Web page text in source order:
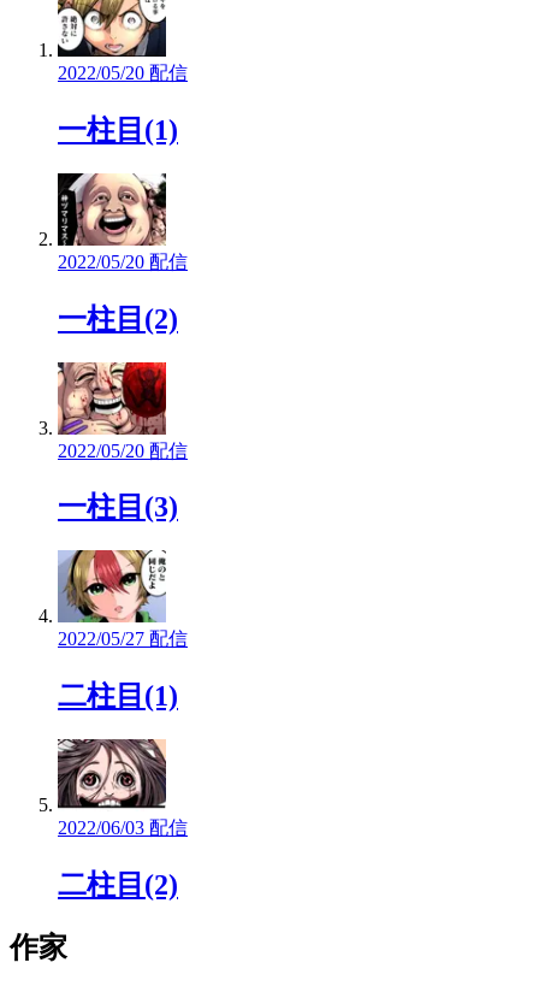
2022/05/20 配信
一柱目(1)
2022/05/20 配信
一柱目(2)
2022/05/20 配信
一柱目(3)
2022/05/27 配信
二柱目(1)
2022/06/03 配信
二柱目(2)
作家